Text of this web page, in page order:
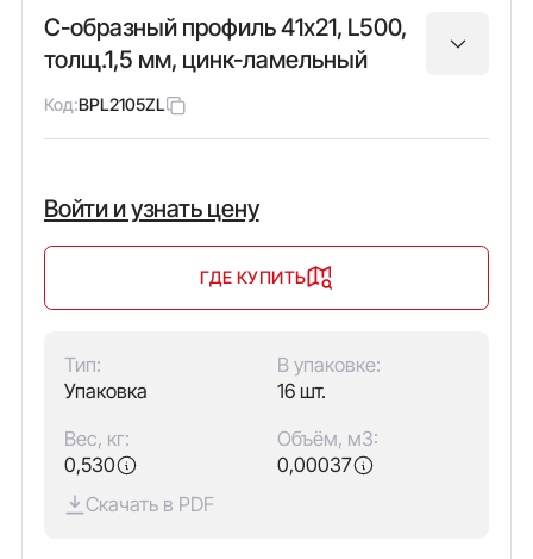
С-образный профиль 41х21, L500,
толщ.1,5 мм, цинк-ламельный
Код:BPL2105ZL
Войти и узнать цену
ГДЕ КУПИТЬ
Тип:
Упаковка
В упаковке:
16 шт.
Вес, кг:
0,530
Объём, м3:
0,00037
Скачать в PDF